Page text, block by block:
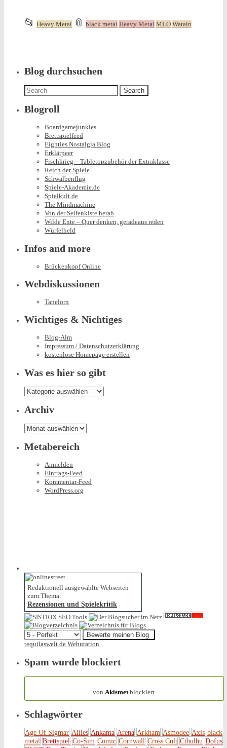
📂 This
in
Heavy Metal 📎 and
black metal Heavy Metal MLO Watain
Blog durchsuchen
Search
for:
Blogroll
Boardgamejunkies
Brettspielfeed
Eighties Nostalgia Blog
Erklärpeer
Fischkrieg – Tabletopzubehör der Extraklasse
Reich der Spiele
Schwalbenflug
Spiele-Akademie.de
Spielkult.de
The Mindmachine
Von der Seifenkiste herab
Wilde Ente – Quer denken, geradeaus reden
Würfelheld
Infos and more
Brückenkopf Online
Webdiskussionen
Tanelorn
Wichtiges & Nichtiges
Blog-Alm
Impressum / Datenschutzerklärung
kostenlose Homepage erstellen
Was es hier so gibt
Was
es
hier
so
gibt
Archiv
Archiv
Metabereich
Anmelden
Eintrags-Feed
Kommentar-Feed
WordPress.org
Redaktionell ausgewählte Webseiten
zum Thema:
Rezensionen und Spielekritik
tequilaswelt.de Webutation
Spam wurde blockiert
von Akismetblockiert.
Schlagwörter
Age Of Sigmar Allies Ankama Arena Arkham Asmodee Axis black
metal Brettspiel Co-Sim Comic Cornwall Cross Cult Cthulhu Dofus